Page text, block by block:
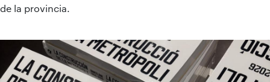
de la provincia.